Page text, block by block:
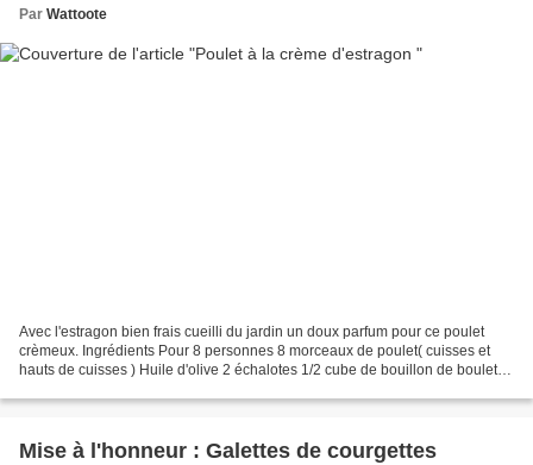
Par Wattoote
Avec l'estragon bien frais cueilli du jardin un doux parfum pour ce poulet
crèmeux. Ingrédients Pour 8 personnes 8 morceaux de poulet( cuisses et
hauts de cuisses ) Huile d'olive 2 échalotes 1/2 cube de bouillon de boulet 1
Mise à l'honneur : Galettes de courgettes